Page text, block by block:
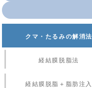
クマ・たるみの解消法
経結膜脱脂法
経結膜脱脂＋脂肪注入